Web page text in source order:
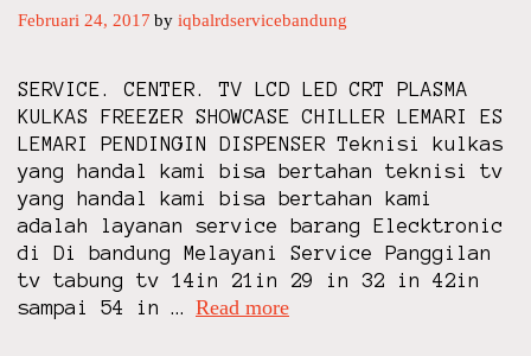
Februari 24, 2017 by iqbalrdservicebandung
SERVICE. CENTER. TV LCD LED CRT PLASMA
KULKAS FREEZER SHOWCASE CHILLER LEMARI ES
LEMARI PENDINGIN DISPENSER Teknisi kulkas
yang handal kami bisa bertahan teknisi tv
yang handal kami bisa bertahan kami
adalah layanan service barang Elecktronic
di Di bandung Melayani Service Panggilan
tv tabung tv 14in 21in 29 in 32 in 42in
sampai 54 in … Read more